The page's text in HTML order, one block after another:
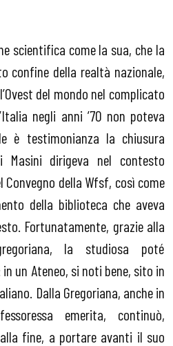
scientifica come la sua, che la
confine della realtà nazionale,
del mondo nel complicato
negli anni ’70 non poteva
è testimonianza la chiusura
Masini dirigeva nel contesto
Convegno della Wfsf, così come
della biblioteca che aveva
Fortunatamente, grazie alla
la studiosa poté
un Ateneo, si noti bene, sito in
Dalla Gregoriana, anche in
emerita, continuò,
fine, a portare avanti il suo